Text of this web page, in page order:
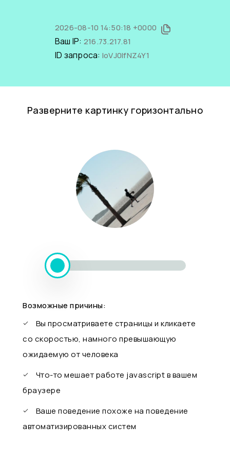
2026-08-10 14:50:18 +0000
Ваш IP: 216.73.217.81
ID запроса: IoVJ0IfNZ4Y1
Разверните картинку горизонтально
Возможные причины:
Вы просматриваете страницы и кликаете
со скоростью, намного превышающую
ожидаемую от человека
Что-то мешает работе javascript в вашем
браузере
Ваше поведение похоже на поведение
автоматизированных систем